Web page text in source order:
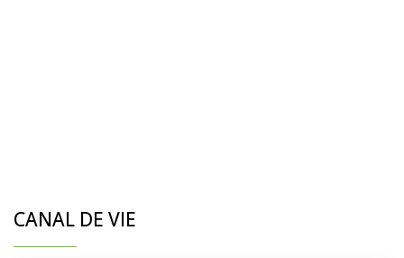
CANAL DE VIE